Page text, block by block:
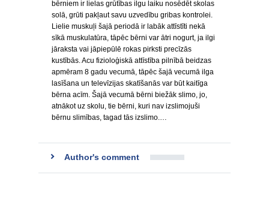
bērniem ir lielas grūtības ilgu laiku nosēdēt skolas
solā, grūti pakļaut savu uzvedību gribas kontrolei.
Lielie muskuļi šajā periodā ir labāk attīstīti nekā
sīkā muskulatūra, tāpēc bērni var ātri nogurt, ja ilgi
jāraksta vai jāpiepūlē rokas pirksti precīzās
kustībās. Acu fizioloģiskā attīstība pilnībā beidzas
apmēram 8 gadu vecumā, tāpēc šajā vecumā ilga
lasīšana un televīzijas skatīšanās var būt kaitīga
bērna acīm. Šajā vecumā bērni biežāk slimo, jo,
atnākot uz skolu, tie bērni, kuri nav izslimojuši
bērnu slimības, tagad tās izslimo.…
Author's comment